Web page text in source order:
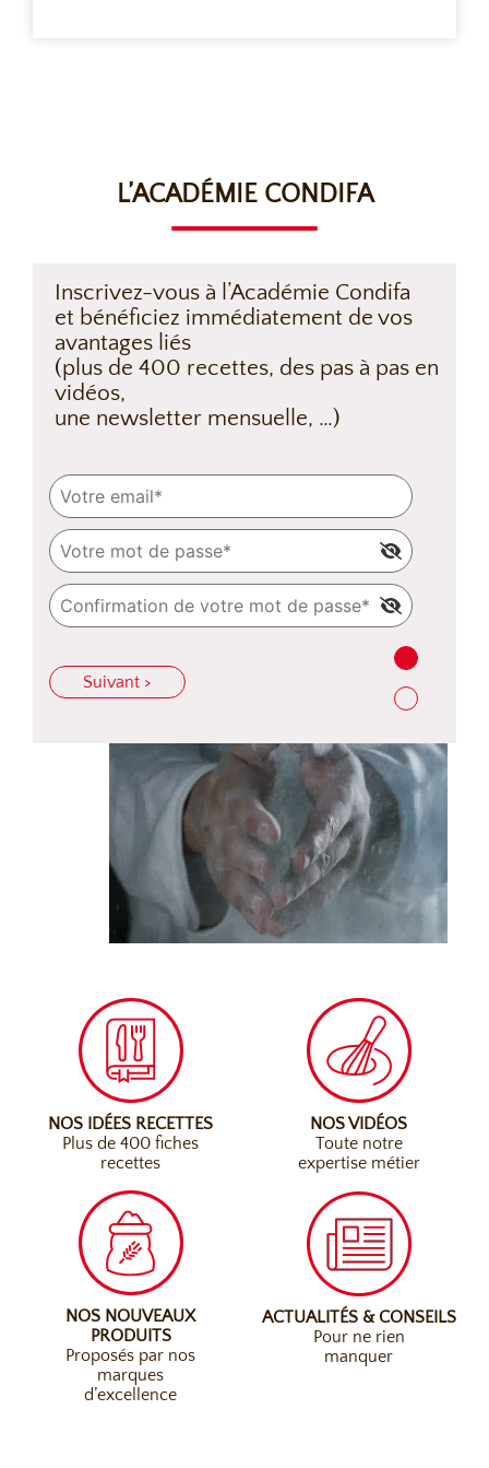
L’ACADÉMIE CONDIFA
Inscrivez-vous à l’Académie Condifa
et bénéficiez immédiatement de vos
avantages liés
(plus de 400 recettes, des pas à pas en
vidéos,
une newsletter mensuelle, …)
Suivant >
NOS IDÉES RECETTES
Plus de 400 fiches
recettes
NOS VIDÉOS
Toute notre
expertise métier
NOS NOUVEAUX
PRODUITS
Proposés par nos
marques
d’excellence
ACTUALITÉS & CONSEILS
Pour ne rien
manquer